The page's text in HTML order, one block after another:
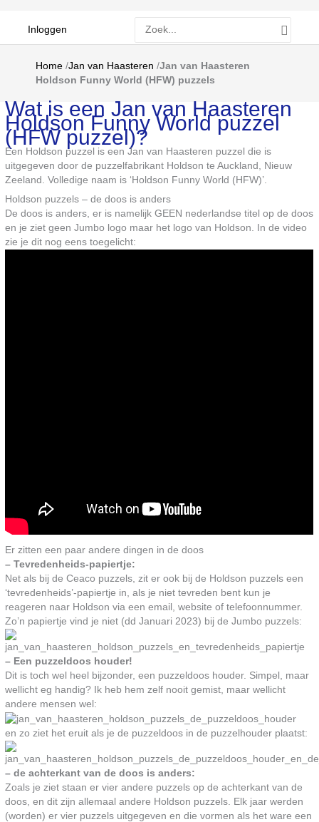
Inloggen
naar:
Home /Jan van Haasteren /Jan van Haasteren
Holdson Funny World (HFW) puzzels
Wat is een Jan van Haasteren
Holdson Funny World puzzel
(HFW puzzel)?
Een Holdson puzzel is een Jan van Haasteren puzzel die is
uitgegeven door de puzzelfabrikant Holdson te Auckland, Nieuw
Zeeland. Volledige naam is ‘Holdson Funny World (HFW)’.
Holdson puzzels – de doos is anders
De doos is anders, er is namelijk GEEN nederlandse titel op de doos
en je ziet geen Jumbo logo maar het logo van Holdson. In de video
zie je dit nog eens toegelicht:
Er zitten een paar andere dingen in de doos
– Tevredenheids-papiertje:
Net als bij de Ceaco puzzels, zit er ook bij de Holdson puzzels een
‘tevredenheids’-papiertje in, als je niet tevreden bent kun je
reageren naar Holdson via een email, website of telefoonnummer.
Zo’n papiertje vind je niet (dd Januari 2023) bij de Jumbo puzzels:
– Een puzzeldoos houder!
Dit is toch wel heel bijzonder, een puzzeldoos houder. Simpel, maar
wellicht eg handig? Ik heb hem zelf nooit gemist, maar wellicht
andere mensen wel:
en zo ziet het eruit als je de puzzeldoos in de puzzelhouder plaatst:
– de achterkant van de doos is anders:
Zoals je ziet staan er vier andere puzzels op de achterkant van de
doos, en dit zijn allemaal andere Holdson puzzels. Elk jaar werden
(worden) er vier puzzels uitgegeven en die vormen als het ware een